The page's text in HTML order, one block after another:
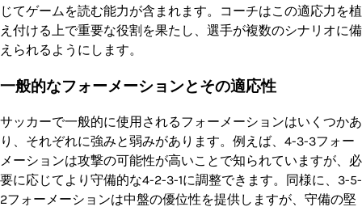
じてゲームを読む能力が含まれます。コーチはこの適応力を植
え付ける上で重要な役割を果たし、選手が複数のシナリオに備
えられるようにします。
一般的なフォーメーションとその適応性
サッカーで一般的に使用されるフォーメーションはいくつかあ
り、それぞれに強みと弱みがあります。例えば、4-3-3フォー
メーションは攻撃の可能性が高いことで知られていますが、必
要に応じてより守備的な4-2-3-1に調整できます。同様に、3-5-
2フォーメーションは中盤の優位性を提供しますが、守備の堅